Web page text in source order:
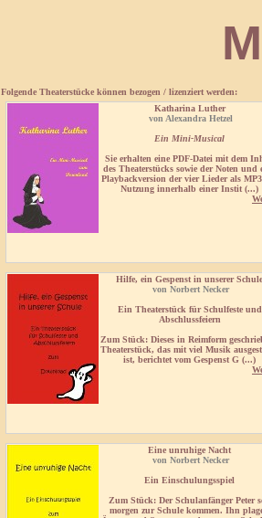
Folgende Theaterstücke können bezogen / lizenziert werden:
Katharina Luther
von Alexandra Hetzel
Ein Mini-Musical
Sie erhalten eine PDF-Datei mit dem
des Theaterstücks sowie der Noten und
Playbackversion der vier Lieder als
Nutzung innerhalb einer Instit (...)
Hilfe, ein Gespenst in unserer
von Norbert Necker
Ein Theaterstück fürSchulfeste und
Abschlussfeiern
Zum Stück: Dieses in Reimform
Theaterstück, das mit viel Musik
ist, berichtet vom Gespenst G (...)
Eine unruhige Nacht
von Norbert Necker
EinEinschulungsspiel
Zum Stück: Der Schulanfänger Peter
morgen zur Schule kommen. Ihn